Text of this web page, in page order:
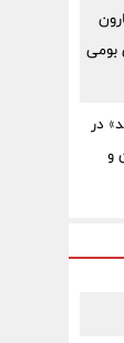
بومی
در
و